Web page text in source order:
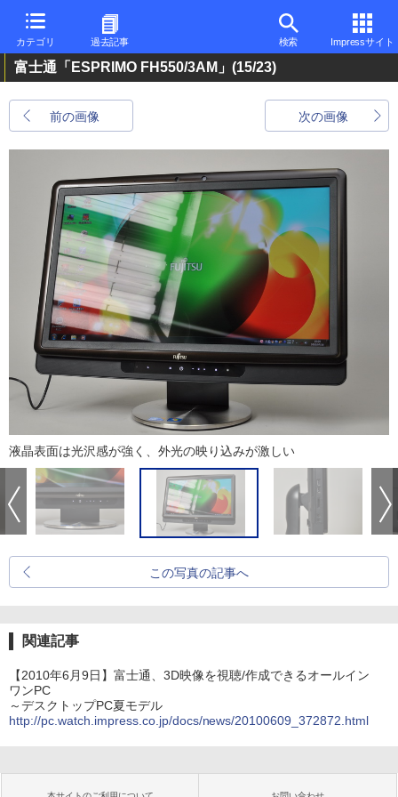
カテゴリ 過去記事 検索 Impressサイト
富士通「ESPRIMO FH550/3AM」 (15/23)
前の画像 次の画像
液晶表面は光沢感が強く、外光の映り込みが激しい
この写真の記事へ
関連記事
【2010年6月9日】富士通、3D映像を視聴/作成できるオールイン
ワンPC
～デスクトップPC夏モデル
http://pc.watch.impress.co.jp/docs/news/20100609_372872.html